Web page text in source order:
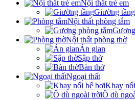
Nội thất trẻ em
Giường tầng
Nội thất phòng tắm
Nội thất phòng thờ
Án gian
Sập thờ
Bàn thờ
Ngoại thất
Khay
Ô dù